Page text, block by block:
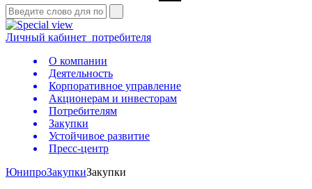
Личный кабинет потребителя
О компании
Деятельность
Корпоративное управление
Акционерам и инвесторам
Потребителям
Закупки
Устойчивое развитие
Пресс-центр
ЮнипроЗакупкиЗакупки